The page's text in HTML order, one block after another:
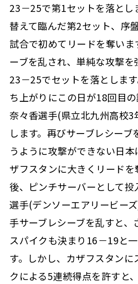
23－25で第1セットを落とし
替えて臨んだ第2セット、序
試合で初めてリードを奪い
ーブを乱され、単純な攻撃を
23－25でセットを落としま
ち上がりにこの日が18回目
奈々香選手(県立北九州高校
します。再びサーブレシーブ
うように攻撃ができない日
ザフスタンに大きくリードを
後、ピンチサーバーとして投
選手(デンソーエアリービー
手サーブレシーブを乱すと、
スパイクも決まり16－19と
す。しかし、カザフスタンに
クによる5連続得点を許すと